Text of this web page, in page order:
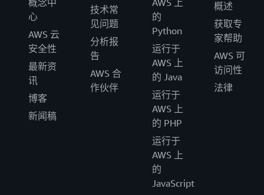
概念中
心
AWS 云
安全性
最新资
讯
博客
新闻稿
技术常
见问题
分析报
告
AWS 合
作伙伴
AWS 上
的
Python
运行于
AWS 上
的 Java
运行于
AWS 上
的 PHP
运行于
AWS 上
的
JavaScript
概述
获取专
家帮助
AWS 可
访问性
法律